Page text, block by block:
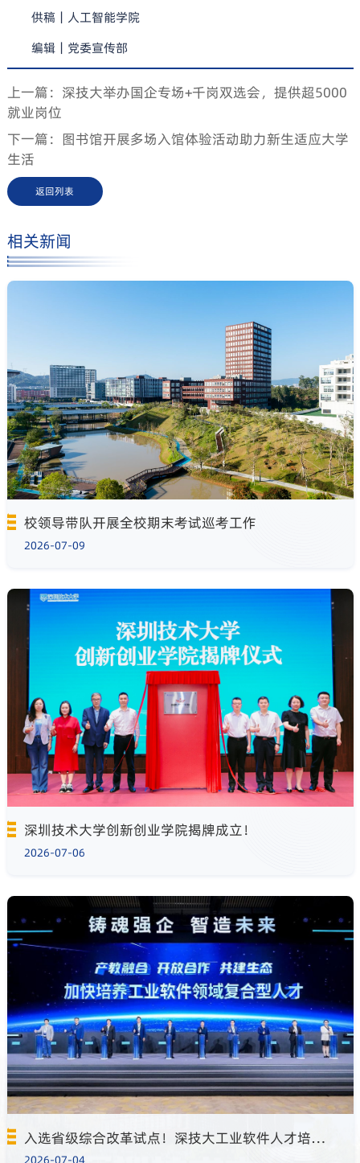
供稿｜人工智能学院
编辑｜党委宣传部
上一篇：深技大举办国企专场+千岗双选会，提供超5000
就业岗位
下一篇：图书馆开展多场入馆体验活动助力新生适应大学
生活
返回列表
相关新闻
校领导带队开展全校期末考试巡考工作
2026-07-09
深圳技术大学创新创业学院揭牌成立！
2026-07-06
入选省级综合改革试点！深技大工业软件人才培养显成效